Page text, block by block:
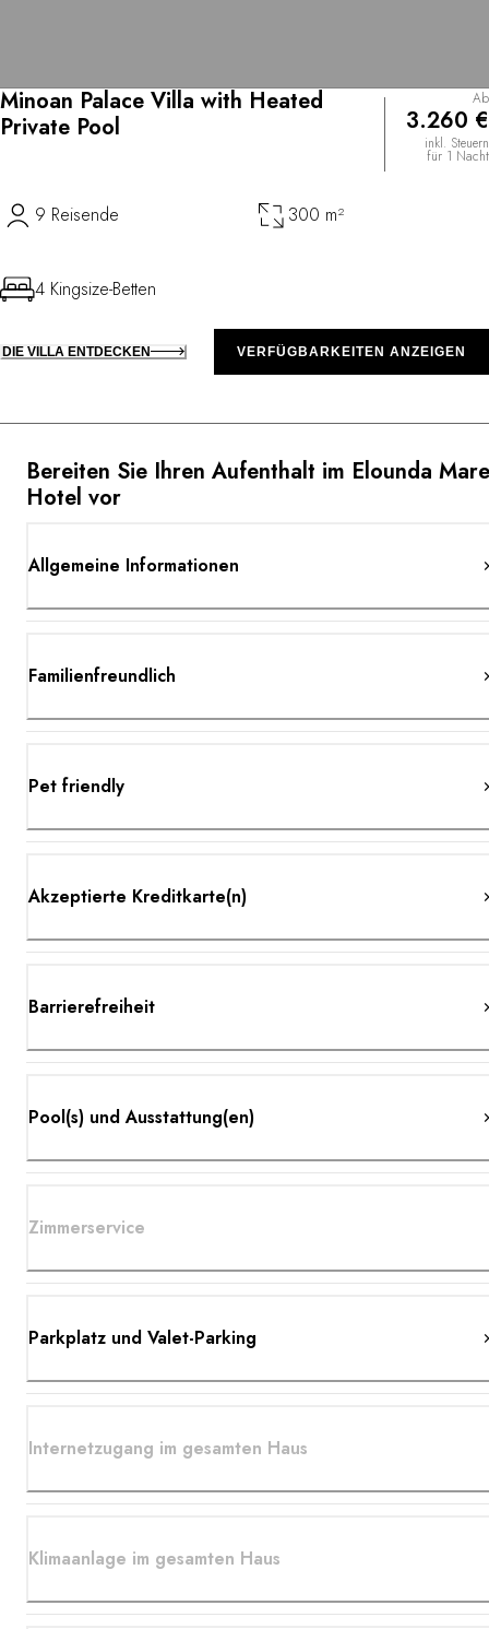
Bereiten Sie Ihren Aufenthalt im Elounda Mare
Hotel vor
Allgemeine Informationen
Familienfreundlich
Pet friendly
Akzeptierte Kreditkarte(n)
Barrierefreiheit
Pool(s) und Ausstattung(en)
Zimmerservice
Parkplatz und Valet-Parking
Internetzugang im gesamten Haus
Klimaanlage im gesamten Haus
Minoan Palace Villa with Heated
Private Pool
Ab
3.260 €
inkl. Steuern
für 1 Nacht
9 Reisende 300 m²
4 Kingsize-Betten
DIE VILLA ENTDECKEN VERFÜGBARKEITEN ANZEIGEN